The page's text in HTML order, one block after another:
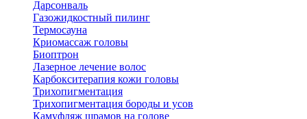
Дарсонваль
Газожидкостный пилинг
Термосауна
Криомассаж головы
Биоптрон
Лазерное лечение волос
Карбокситерапия кожи головы
Трихопигментация
Трихопигментация бороды и усов
Камуфляж шрамов на голове